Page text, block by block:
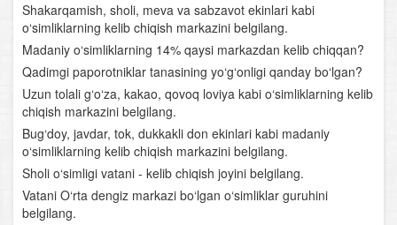
Bo‘g‘imoyoqlilar tipi
Foydali hasharotlar
Xordalilar tipi
Lantsetnik
Umurtqasiz va umurtqalilar (xordalilar) ning qon
aylanish sistemasi
Shakarqamish, sholi, meva va sabzavot ekinlari kabi
o‘simliklarning kelib chiqish markazini belgilang.
Madaniy o‘simliklarning 14% qaysi markazdan kelib chiqqan?
Qadimgi paporotniklar tanasining yo‘g‘onligi qanday bo‘lgan?
Uzun tolali g‘o‘za, kakao, qovoq loviya kabi o‘simliklarning kelib
chiqish markazini belgilang.
Bug‘doy, javdar, tok, dukkakli don ekinlari kabi madaniy
o‘simliklarning kelib chiqish markazini belgilang.
Sholi o‘simligi vatani - kelib chiqish joyini belgilang.
Vatani O‘rta dengiz markazi bo‘lgan o‘simliklar guruhini
belgilang.